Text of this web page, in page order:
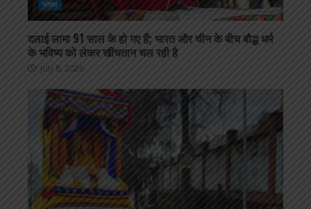
सोशल
दलाई लामा 91 साल के हो गए हैं; भारत और चीन के बीच बौद्ध धर्म
के भविष्य को लेकर खींचतान चल रही है
July 8, 2026